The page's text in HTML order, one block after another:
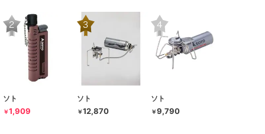
ソト
￥1,909
ソト
￥12,870
ソト
￥9,790